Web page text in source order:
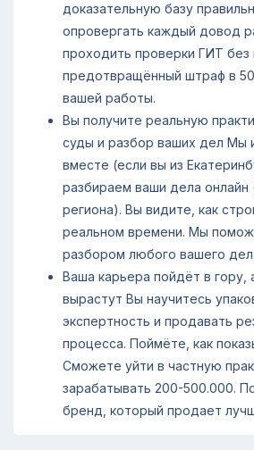
доказательную базу
опровергать каждый довод
проходить проверки ГИТ
предотвращённый штраф в
вашей работы.
Вы получите реальную
суды и разбор ваших дел Мы
вместе (если вы из
разбираем ваши дела онлайн
региона). Вы видите, как
реальном времени. Мы
разбором любого вашего
Ваша карьера пойдёт в гору,
вырастут Вы научитесь
экспертность и продавать
процесса. Поймёте, как
Сможете уйти в частную
зарабатывать 200-500.000.
бренд, который продает